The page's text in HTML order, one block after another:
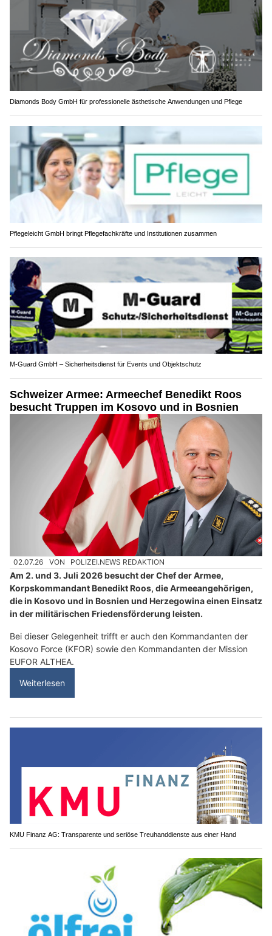
Diamonds Body GmbH für professionelle ästhetische Anwendungen und Pflege
Pflegeleicht GmbH bringt Pflegefachkräfte und Institutionen zusammen
M-Guard GmbH – Sicherheitsdienst für Events und Objektschutz
Schweizer Armee: Armeechef Benedikt Roos
besucht Truppen im Kosovo und in Bosnien
02.07.26 VON POLIZEI.NEWS REDAKTION
Am 2. und 3. Juli 2026 besucht der Chef der Armee,
Korpskommandant Benedikt Roos, die Armeeangehörigen,
die in Kosovo und in Bosnien und Herzegowina einen Einsatz
in der militärischen Friedensförderung leisten.
Bei dieser Gelegenheit trifft er auch den Kommandanten der
Kosovo Force (KFOR) sowie den Kommandanten der Mission
EUFOR ALTHEA.
Weiterlesen
KMU Finanz AG: Transparente und seriöse Treuhanddienste aus einer Hand